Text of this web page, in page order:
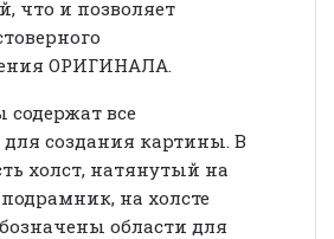
что и позволяет
ОРИГИНАЛА.
все
для создания картины. В
холст, натянутый на
на холсте
области для